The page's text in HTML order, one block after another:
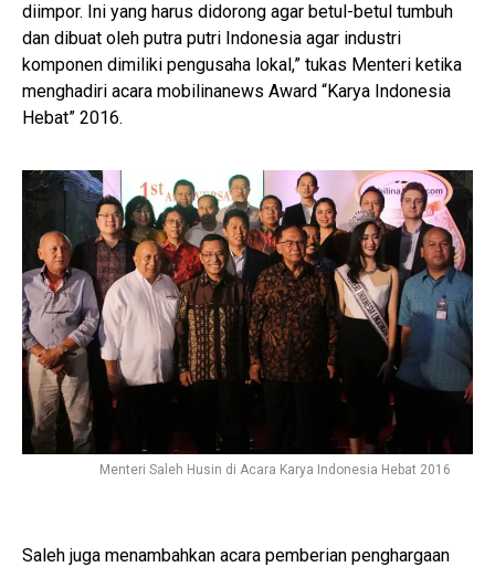
diimpor. Ini yang harus didorong agar betul-betul tumbuh
dan dibuat oleh putra putri Indonesia agar industri
komponen dimiliki pengusaha lokal,” tukas Menteri ketika
menghadiri acara mobilinanews Award “Karya Indonesia
Hebat” 2016.
Menteri Saleh Husin di Acara Karya Indonesia Hebat 2016
Saleh juga menambahkan acara pemberian penghargaan